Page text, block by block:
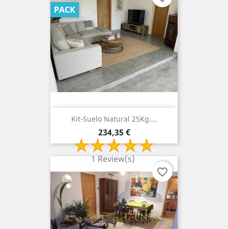
Kit-Suelo Natural 25Kg....
Precio
234,35 €
1 Review(s)
PACK
favorite_border